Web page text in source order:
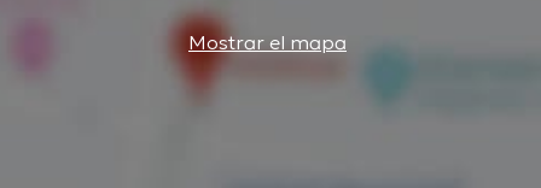
Mostrar el mapa